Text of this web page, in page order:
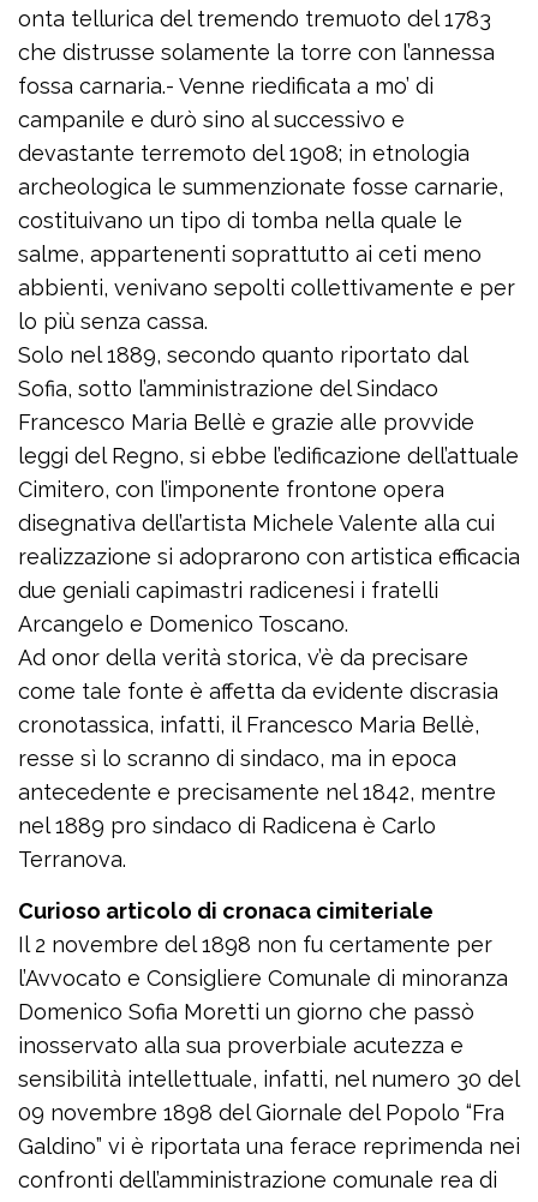
onta tellurica del tremendo tremuoto del 1783
che distrusse solamente la torre con l’annessa
fossa carnaria.- Venne riedificata a mo’ di
campanile e durò sino al successivo e
devastante terremoto del 1908; in etnologia
archeologica le summenzionate fosse carnarie,
costituivano un tipo di tomba nella quale le
salme, appartenenti soprattutto ai ceti meno
abbienti, venivano sepolti collettivamente e per
lo più senza cassa.
Solo nel 1889, secondo quanto riportato dal
Sofia, sotto l’amministrazione del Sindaco
Francesco Maria Bellè e grazie alle provvide
leggi del Regno, si ebbe l’edificazione dell’attuale
Cimitero, con l’imponente frontone opera
disegnativa dell’artista Michele Valente alla cui
realizzazione si adoprarono con artistica efficacia
due geniali capimastri radicenesi i fratelli
Arcangelo e Domenico Toscano.
Ad onor della verità storica, v’è da precisare
come tale fonte è affetta da evidente discrasia
cronotassica, infatti, il Francesco Maria Bellè,
resse sì lo scranno di sindaco, ma in epoca
antecedente e precisamente nel 1842, mentre
nel 1889 pro sindaco di Radicena è Carlo
Terranova.
Curioso articolo di cronaca cimiteriale
Il 2 novembre del 1898 non fu certamente per
l’Avvocato e Consigliere Comunale di minoranza
Domenico Sofia Moretti un giorno che passò
inosservato alla sua proverbiale acutezza e
sensibilità intellettuale, infatti, nel numero 30 del
09 novembre 1898 del Giornale del Popolo “Fra
Galdino” vi è riportata una ferace reprimenda nei
confronti dell’amministrazione comunale rea di